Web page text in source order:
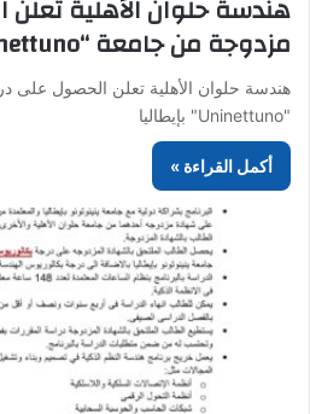
هندسة حلوان الأهلية
مزدوجة من جامعة “Uninettuno” بإيطاليا
هندسة حلوان الأهلية تعلن الحصول
"Uninettuno" بإيطاليا
أكمل القراءة »